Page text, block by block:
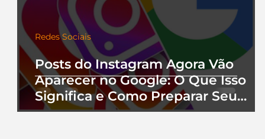
Posts do Instagram Agora Vão
Aparecer no Google: O Que Isso
Significa e Como Preparar Seu
Perfil
Redes Sociais